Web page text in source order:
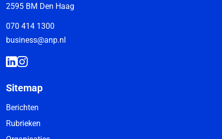
2595 BM Den Haag
070 414 1300
business@anp.nl
Sitemap
Berichten
Rubrieken